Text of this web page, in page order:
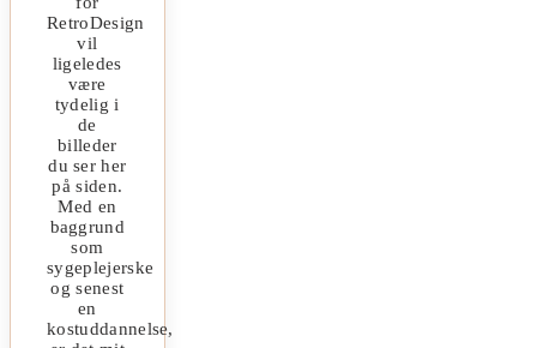
RetroDesign
vil
ligeledes
være
tydelig i
de
billeder
du ser her
på siden.
Med en
baggrund
som
sygeplejerske
og senest
en
kostuddannelse,